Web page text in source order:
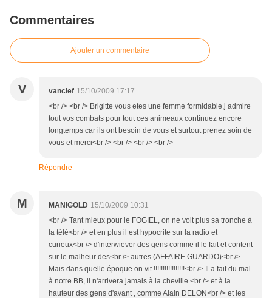
Commentaires
Ajouter un commentaire
V vanclef 15/10/2009 17:17
<br /> <br /> Brigitte vous etes une femme formidable,j admire
tout vos combats pour tout ces animeaux continuez encore
longtemps car ils ont besoin de vous et surtout prenez soin de
vous et merci<br /> <br /> <br /> <br />
Répondre
M MANIGOLD 15/10/2009 10:31
<br /> Tant mieux pour le FOGIEL, on ne voit plus sa tronche à
la télé<br /> et en plus il est hypocrite sur la radio et
curieux<br /> d'interwiever des gens comme il le fait et content
sur le malheur des<br /> autres (AFFAIRE GUARDO)<br />
Mais dans quelle époque on vit !!!!!!!!!!!!!!!!!<br /> Il a fait du mal
à notre BB, il n'arrivera jamais à la cheville <br /> et à la
hauteur des gens d'avant , comme Alain DELON<br /> et les